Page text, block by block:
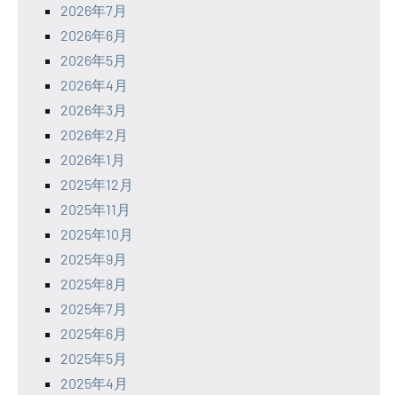
2026年7月
2026年6月
2026年5月
2026年4月
2026年3月
2026年2月
2026年1月
2025年12月
2025年11月
2025年10月
2025年9月
2025年8月
2025年7月
2025年6月
2025年5月
2025年4月